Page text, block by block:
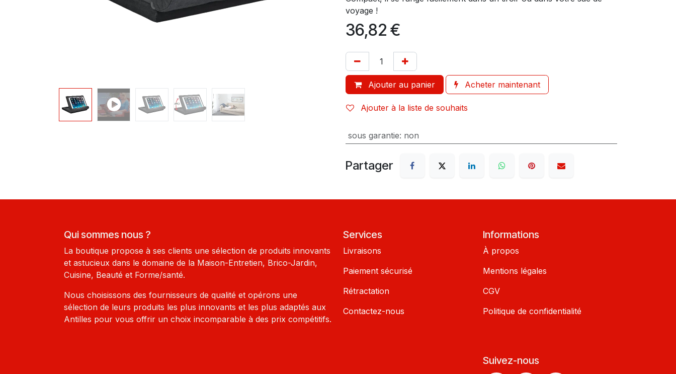
voyage !
36,82 €
Ajouter au panier Acheter maintenant
Ajouter à la liste de souhaits
sous garantie: non
Partager
Informations
À propos
Mentions légales
CGV
Politique de confidentialité
Services
Livraisons
Paiement sécurisé
Rétractation
Contactez-nous
Qui sommes nous ?
La boutique propose à ses clients une sélection de produits innovants
et astucieux dans le domaine de la Maison-Entretien, Brico-Jardin,
Cuisine, Beauté et Forme/santé.
Nous choisissons des fournisseurs de qualité et opérons une
sélection de leurs produits les plus innovants et les plus adaptés aux
Antilles pour vous offrir un choix incomparable à des prix compétitifs.
Suivez-nous